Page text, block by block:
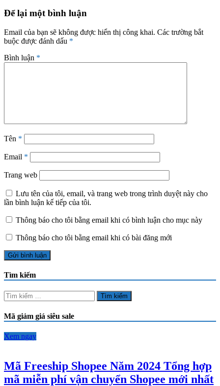
Để lại một bình luận
Email của bạn sẽ không được hiển thị công khai. Các trường bắt
buộc được đánh dấu *
Bình luận *
Tên *
Email *
Trang web
Lưu tên của tôi, email, và trang web trong trình duyệt này cho
lần bình luận kế tiếp của tôi.
Thông báo cho tôi bằng email khi có bình luận cho mục này
Thông báo cho tôi bằng email khi có bài đăng mới
Tìm kiếm
Tìm
kiếm
cho:
Mã giảm giá siêu sale
Xem ngay
Mã Freeship Shopee Năm 2024 Tổng hợp
mã miễn phí vận chuyển Shopee mới nhất